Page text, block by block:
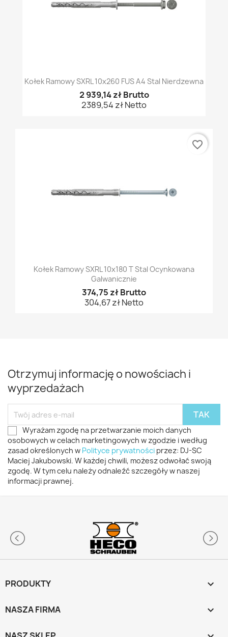
Kołek Ramowy SXRL 10x260 FUS A4 Stal Nierdzewna
2 939,14 zł Brutto
2389,54 zł Netto
Kołek Ramowy SXRL 10x180 T Stal Ocynkowana
Galwanicznie
374,75 zł Brutto
304,67 zł Netto
favorite_border
Otrzymuj informację o nowościach i
wyprzedażach
Wyrażam zgodę na przetwarzanie moich danych
osobowych w celach marketingowych w zgodzie i według
zasad określonych w Polityce prywatności przez: DJ-SC
Maciej Jakubowski. W każdej chwili, możesz odwołać swoją
zgodę. W tym celu należy odnaleźć szczegóły w naszej
informacji prawnej.
PRODUKTY 
NASZA FIRMA 